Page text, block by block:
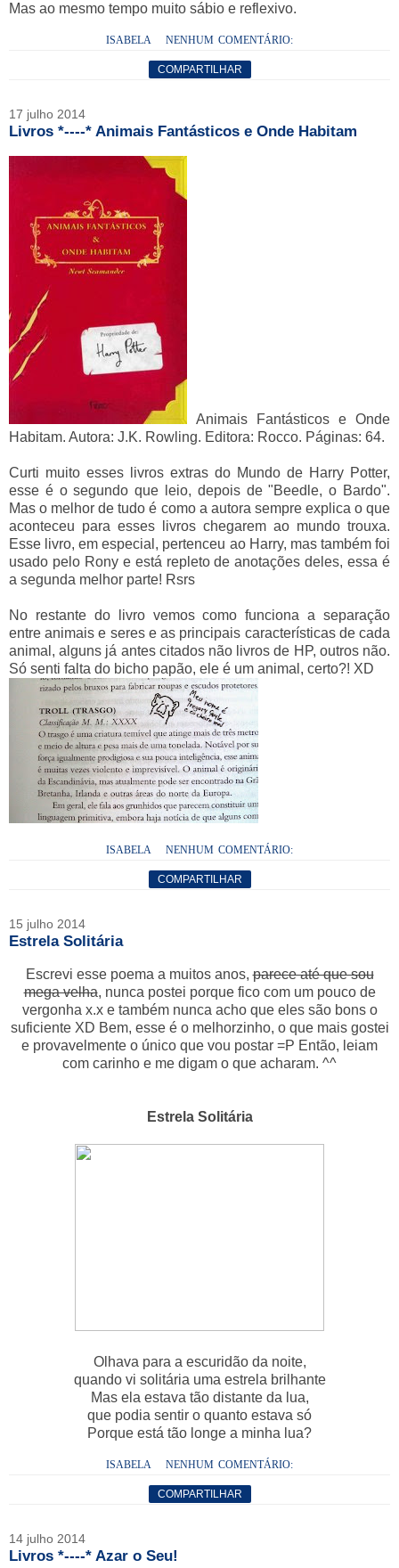
Mas ao mesmo tempo muito sábio e reflexivo.
ISABELA NENHUM COMENTÁRIO:
COMPARTILHAR
17 julho 2014
Livros *----* Animais Fantásticos e Onde Habitam
Animais Fantásticos e Onde
Habitam. Autora: J.K. Rowling. Editora: Rocco. Páginas: 64.
Curti muito esses livros extras do Mundo de Harry Potter,
esse é o segundo que leio, depois de "Beedle, o Bardo".
Mas o melhor de tudo é como a autora sempre explica o que
aconteceu para esses livros chegarem ao mundo trouxa.
Esse livro, em especial, pertenceu ao Harry, mas também foi
usado pelo Rony e está repleto de anotações deles, essa é
a segunda melhor parte! Rsrs
No restante do livro vemos como funciona a separação
entre animais e seres e as principais características de cada
animal, alguns já antes citados não livros de HP, outros não.
Só senti falta do bicho papão, ele é um animal, certo?! XD
ISABELA NENHUM COMENTÁRIO:
COMPARTILHAR
15 julho 2014
Estrela Solitária
Escrevi esse poema a muitos anos,parece até que sou
mega velha, nunca postei porque fico com um pouco de
vergonha x.x e também nunca acho que eles são bons o
suficiente XD Bem, esse é o melhorzinho, o que mais gostei
e provavelmente o único que vou postar =P Então, leiam
com carinho e me digam o que acharam. ^^
Estrela Solitária
Olhava para a escuridão da noite,
quando vi solitária uma estrela brilhante
Mas ela estava tão distante da lua,
que podia sentir o quanto estava só
Porque está tão longe a minha lua?
ISABELA NENHUM COMENTÁRIO:
COMPARTILHAR
14 julho 2014
Livros *----* Azar o Seu!